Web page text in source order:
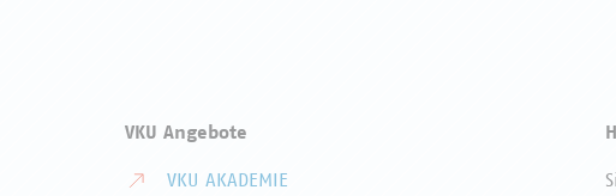
VKU Angebote
VKU AKADEMIE